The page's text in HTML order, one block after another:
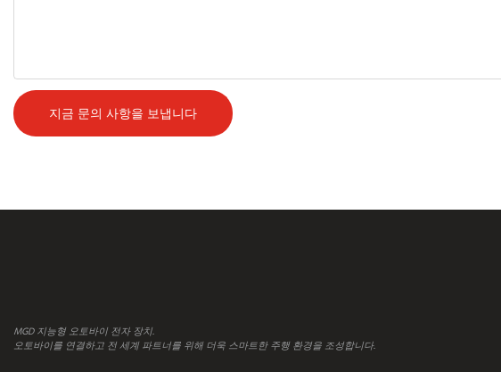
지금 문의 사항을 보냅니다
MGD 지능형 오토바이 전자 장치.
오토바이를 연결하고 전 세계 파트너를 위해 더욱 스마트한 주행 환경을 조성합니다.